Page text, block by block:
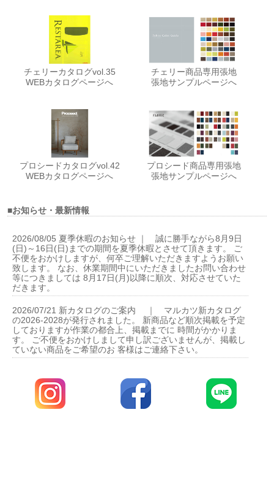
チェリーカタログvol.35
WEBカタログページへ
チェリー商品専用張地
張地サンプルページへ
プロシードカタログvol.42
WEBカタログページへ
プロシード商品専用張地
張地サンプルページへ
■お知らせ・最新情報